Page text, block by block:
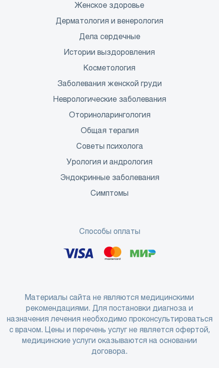
Женское здоровье
Дерматология и венерология
Дела сердечные
Истории выздоровления
Косметология
Заболевания женской груди
Неврологические заболевания
Оториноларингология
Общая терапия
Советы психолога
Урология и андрология
Эндокринные заболевания
Симптомы
Способы оплаты
Материалы сайта не являются медицинскими
рекомендациями. Для постановки диагноза и
назначения лечения необходимо проконсультироваться
с врачом. Цены и перечень услуг не является офертой,
медицинские услуги оказываются на основании
договора.